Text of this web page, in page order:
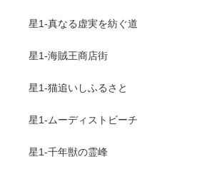
星1-真なる虚実を紡ぐ道
星1-海賊王商店街
星1-猫追いしふるさと
星1-ムーディストビーチ
星1-千年獣の霊峰